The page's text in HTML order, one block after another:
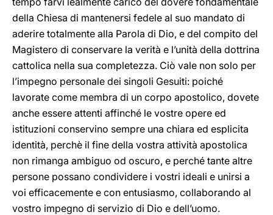
della Chiesa di mantenersi fedele al suo mandato di
aderire totalmente alla Parola di Dio, e del compito del
Magistero di conservare la verità e l’unità della dottrina
cattolica nella sua completezza. Ciò vale non solo per
l’impegno personale dei singoli Gesuiti: poiché
lavorate come membra di un corpo apostolico, dovete
anche essere attenti affinché le vostre opere ed
istituzioni conservino sempre una chiara ed esplicita
identità, perchè il fine della vostra attività apostolica
non rimanga ambiguo od oscuro, e perché tante altre
persone possano condividere i vostri ideali e unirsi a
voi efficacemente e con entusiasmo, collaborando al
vostro impegno di servizio di Dio e dell’uomo.